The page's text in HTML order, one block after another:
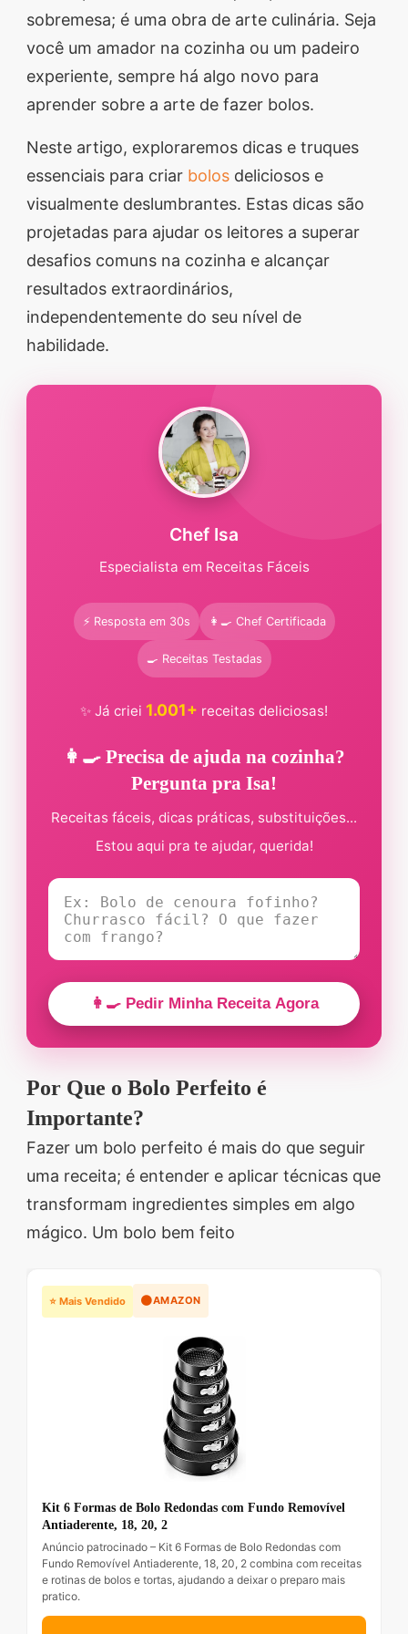
segredos valiosos e
receitas rápidas e fáceis
que vão impressionar
todos ao seu redor.
Transforme suas
refeições e inspire-se
agora mesmo!
sobremesa; é uma obra de arte culinária. Seja
você um amador na cozinha ou um padeiro
experiente, sempre há algo novo para
aprender sobre a arte de fazer bolos.
Neste artigo, exploraremos dicas e truques
essenciais para criar bolos deliciosos e
visualmente deslumbrantes. Estas dicas são
projetadas para ajudar os leitores a superar
desafios comuns na cozinha e alcançar
resultados extraordinários,
independentemente do seu nível de
habilidade.
Chef Isa
Especialista em Receitas Fáceis
⚡ Resposta em 30s 👩‍🍳 Chef Certificada
🍳 Receitas Testadas
✨ Já criei 1.001+ receitas deliciosas!
👩‍🍳 Precisa de ajuda na cozinha?
Pergunta pra Isa!
Receitas fáceis, dicas práticas, substituições...
Estou aqui pra te ajudar, querida!
👩‍🍳 Pedir Minha Receita Agora
Por Que o Bolo Perfeito é
Importante?
Fazer um bolo perfeito é mais do que seguir
uma receita; é entender e aplicar técnicas que
transformam ingredientes simples em algo
mágico. Um bolo bem feito
⭐ Mais Vendido 🟠AMAZON
Kit 6 Formas de Bolo Redondas com Fundo Removível
Antiaderente, 18, 20, 2
Anúncio patrocinado – Kit 6 Formas de Bolo Redondas com
Fundo Removível Antiaderente, 18, 20, 2 combina com receitas
e rotinas de bolos e tortas, ajudando a deixar o preparo mais
pratico.